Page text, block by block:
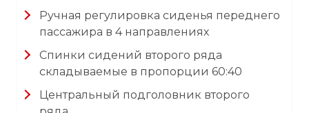
Ручная регулировка сиденья переднего
пассажира в 4 направлениях
Спинки сидений второго ряда
складываемые в пропорции 60:40
Центральный подголовник второго